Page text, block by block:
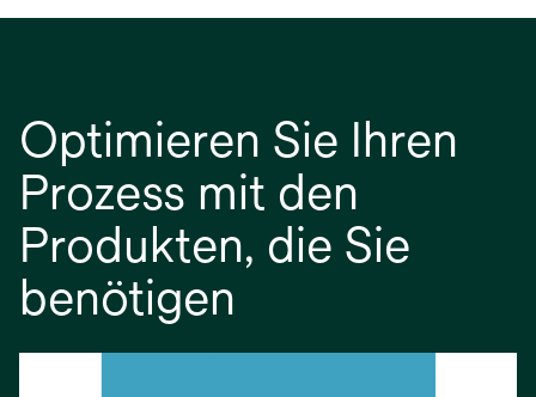
Optimieren Sie Ihren
Prozess mit den
Produkten, die Sie
benötigen